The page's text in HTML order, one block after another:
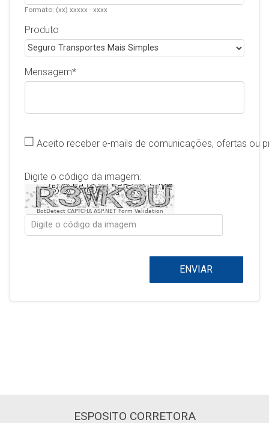
Formato: (xx) xxxxx - xxxx
Produto
Mensagem
Aceito receber e-mails de comunicações, ofertas ou
Digite o código da imagem:
BotDetect CAPTCHA ASP.NET Form Validation
ENVIAR
ESPOSITO CORRETORA